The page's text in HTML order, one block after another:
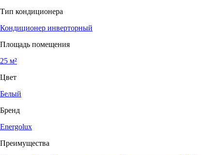
Тип кондиционера
Кондиционер инверторный
Площадь помещения
25 м²
Цвет
Белый
Бренд
Energolux
Преимущества